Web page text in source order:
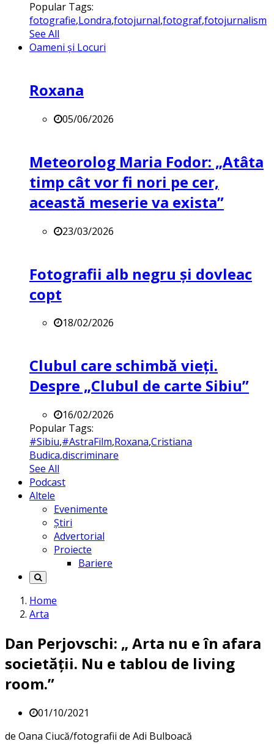
Popular Tags:
fotografie,Londra,fotojurnal,fotograf,fotojurnalism
See All
Oameni și Locuri
Roxana
05/06/2026
Meteorolog Maria Fodor: „Atâta
timp cât vor fi nori pe cer,
această meserie va exista”
23/03/2026
Fotografii alb negru și dovleac
copt
18/02/2026
Clubul care schimbă vieți.
Despre „Clubul de carte Sibiu”
16/02/2026
Popular Tags:
#Sibiu,#AstraFilm,Roxana,Cristiana
Budica,discriminare
See All
Podcast
Altele
Evenimente
Știri
Advertorial
Proiecte
Bariere
Home
Arta
Dan Perjovschi: „ Arta nu e în afara
societății. Nu e tablou de living
room.”
01/10/2021
de Oana Ciucă/fotografii de Adi Bulboacă